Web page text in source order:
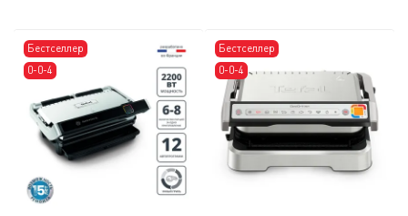
Бестселлер
0-0-4
Бестселлер
0-0-4